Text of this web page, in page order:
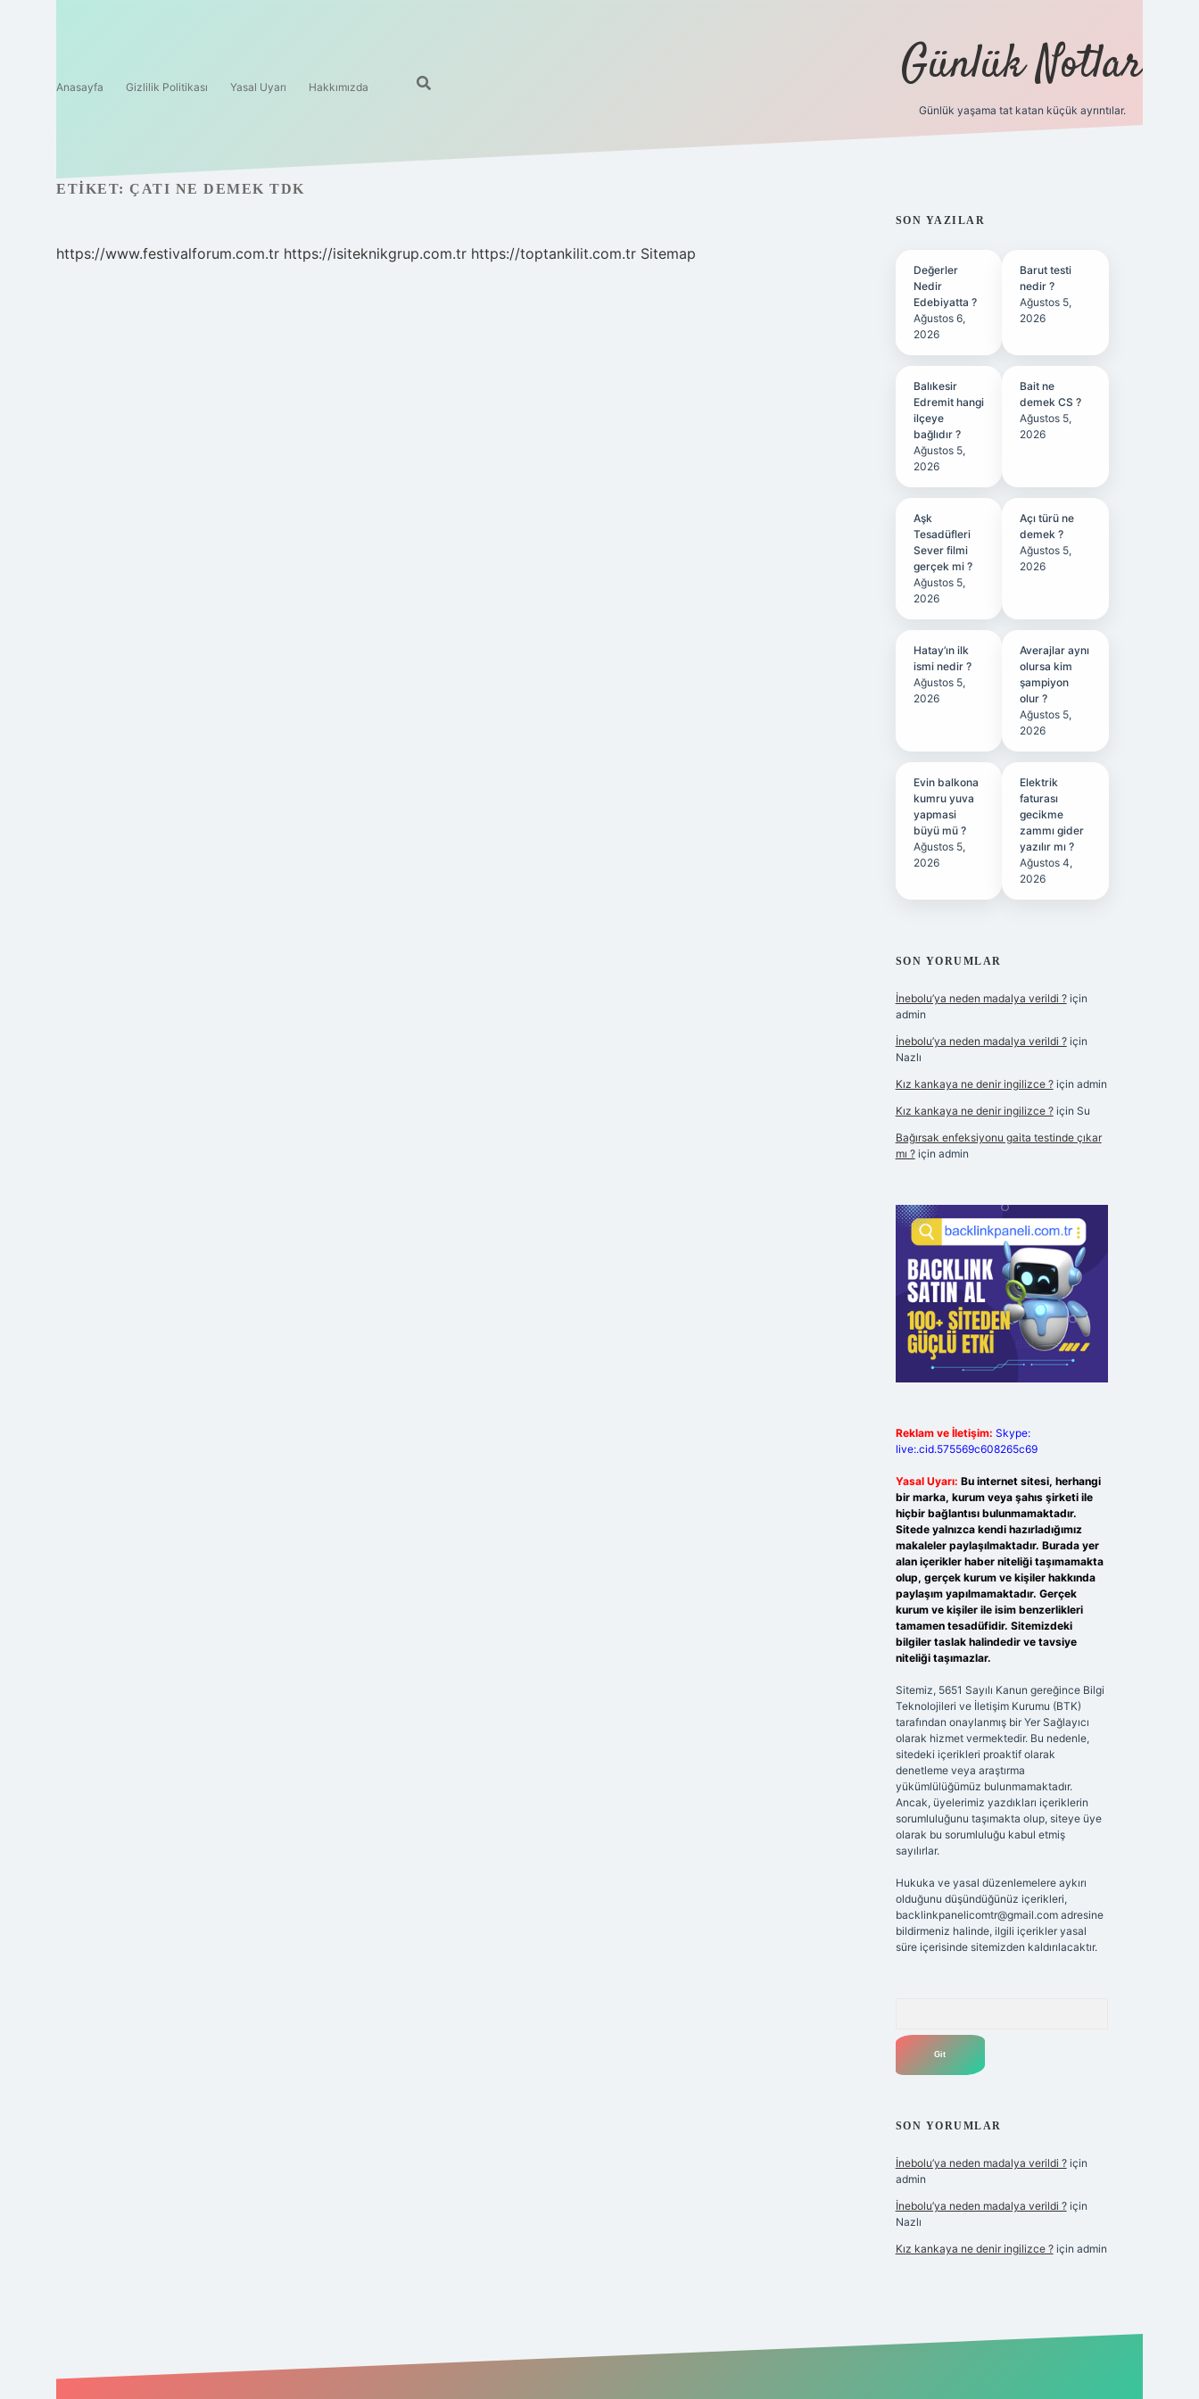
Anasayfa Gizlilik Politikası Yasal Uyarı Hakkımızda Günlük Notlar
Günlük yaşama tat katan küçük ayrıntılar.
ETIKET: ÇATI NE DEMEK TDK
https://www.festivalforum.com.tr https://isiteknikgrup.com.tr https://toptankilit.com.tr Sitemap
SIDEBAR
SON YAZILAR
Değerler
Nedir
Edebiyatta ?
Ağustos 6,
2026
Barut testi
nedir ?
Ağustos 5,
2026
Balıkesir
Edremit hangi
ilçeye
bağlıdır ?
Ağustos 5,
2026
Bait ne
demek CS ?
Ağustos 5,
2026
Aşk
Tesadüfleri
Sever filmi
gerçek mi ?
Ağustos 5,
2026
Açı türü ne
demek ?
Ağustos 5,
2026
Hatay’ın ilk
ismi nedir ?
Ağustos 5,
2026
Averajlar aynı
olursa kim
şampiyon
olur ?
Ağustos 5,
2026
Evin balkona
kumru yuva
yapmasi
büyü mü ?
Ağustos 5,
2026
Elektrik
faturası
gecikme
zammı gider
yazılır mı ?
Ağustos 4,
2026
SON YORUMLAR
İnebolu’ya neden madalya verildi ?için
admin
İnebolu’ya neden madalya verildi ?için
Nazlı
Kız kankaya ne denir ingilizce ?için admin
Kız kankaya ne denir ingilizce ?için Su
Bağırsak enfeksiyonu gaita testinde çıkar
mı ?için admin
Reklam ve İletişim: Skype:
live:.cid.575569c608265c69
Yasal Uyarı: Bu internet sitesi, herhangi
bir marka, kurum veya şahıs şirketi ile
hiçbir bağlantısı bulunmamaktadır.
Sitede yalnızca kendi hazırladığımız
makaleler paylaşılmaktadır. Burada yer
alan içerikler haber niteliği taşımamakta
olup, gerçek kurum ve kişiler hakkında
paylaşım yapılmamaktadır. Gerçek
kurum ve kişiler ile isim benzerlikleri
tamamen tesadüfidir. Sitemizdeki
bilgiler taslak halindedir ve tavsiye
niteliği taşımazlar.
Sitemiz, 5651 Sayılı Kanun gereğince Bilgi
Teknolojileri ve İletişim Kurumu (BTK)
tarafından onaylanmış bir Yer Sağlayıcı
olarak hizmet vermektedir. Bu nedenle,
sitedeki içerikleri proaktif olarak
denetleme veya araştırma
yükümlülüğümüz bulunmamaktadır.
Ancak, üyelerimiz yazdıkları içeriklerin
sorumluluğunu taşımakta olup, siteye üye
olarak bu sorumluluğu kabul etmiş
sayılırlar.
Hukuka ve yasal düzenlemelere aykırı
olduğunu düşündüğünüz içerikleri,
backlinkpanelicomtr@gmail.comadresine
bildirmeniz halinde, ilgili içerikler yasal
süre içerisinde sitemizden kaldırılacaktır.
SON YORUMLAR
İnebolu’ya neden madalya verildi ?için
admin
İnebolu’ya neden madalya verildi ?için
Nazlı
Kız kankaya ne denir ingilizce ?için admin